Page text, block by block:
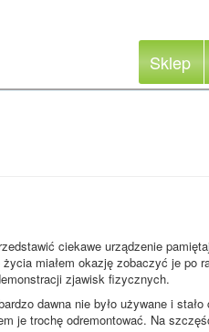
Sklep
ciekawe urządzenie
miałem okazję zobaczyć je
zjawisk fizycznych.
dawna nie było używane i
je trochę odremontować. Na